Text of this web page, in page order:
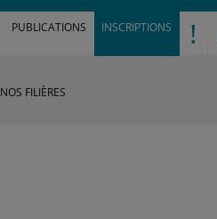
!
PUBLICATIONS INSCRIPTIONS
NOS FILIÈRES